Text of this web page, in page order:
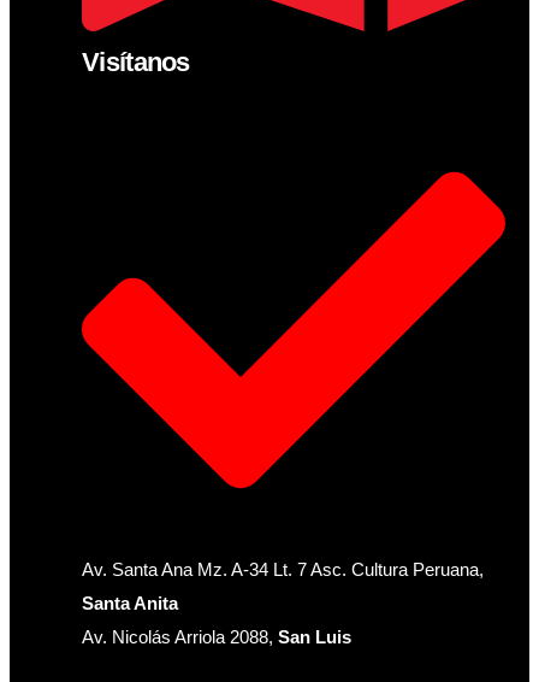
Visítanos
Av. Santa Ana Mz. A-34 Lt. 7 Asc. Cultura Peruana,
Santa Anita
Av. Nicolás Arriola 2088, San Luis